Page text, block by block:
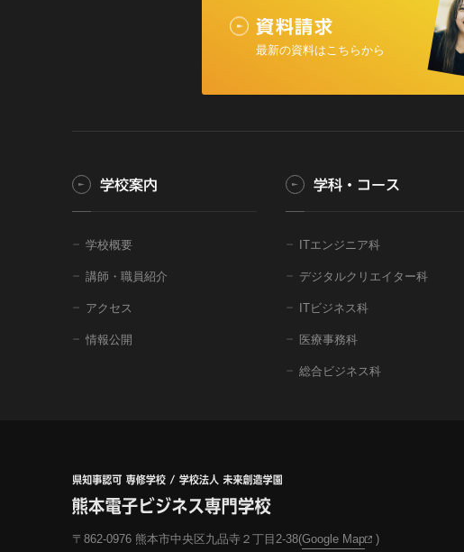
資料請求
最新の資料はこちらから
学校案内
学校概要
講師・職員紹介
アクセス
情報公開
学科・コース
ITエンジニア科
デジタルクリエイター科
ITビジネス科
医療事務科
総合ビジネス科
〒862-0976 熊本市中央区九品寺２丁目2-38(Google Map )